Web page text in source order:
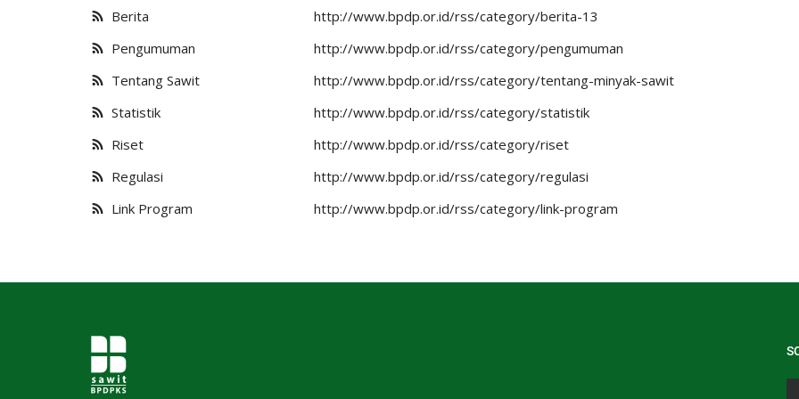
Berita
http://www.bpdp.or.id/rss/category/berita-13
Pengumuman
http://www.bpdp.or.id/rss/category/pengumuman
Tentang Sawit
http://www.bpdp.or.id/rss/category/tentang-minyak-sawit
Statistik
http://www.bpdp.or.id/rss/category/statistik
Riset
http://www.bpdp.or.id/rss/category/riset
Regulasi
http://www.bpdp.or.id/rss/category/regulasi
Link Program
http://www.bpdp.or.id/rss/category/link-program